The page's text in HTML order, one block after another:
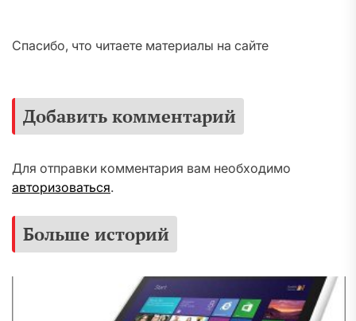
Спасибо, что читаете материалы на сайте
Добавить комментарий
Для отправки комментария вам необходимо
авторизоваться.
Больше историй